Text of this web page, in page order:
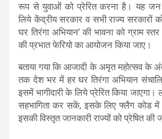
रूप से युवाओं को प्रेरित करना है। यह
लिये केंद्रीय सरकार व सभी राज्य सरकारों
घर तिरंगा अभियान’ की भावना को ग्राम
की प्रभात फेरियो का आयोजन किया जाए।
बताया गया कि आजादी के अमृत महोत्सव के
तक देश भर में हर घर तिरंगा अभियान
इसमें भागीदारी के लिये प्रेरित किया
सहभागिता कर सकें, इसके लिए फ्लैग कोड
इसकी विस्तृत जानकारी राज्यों को प्रेषित की